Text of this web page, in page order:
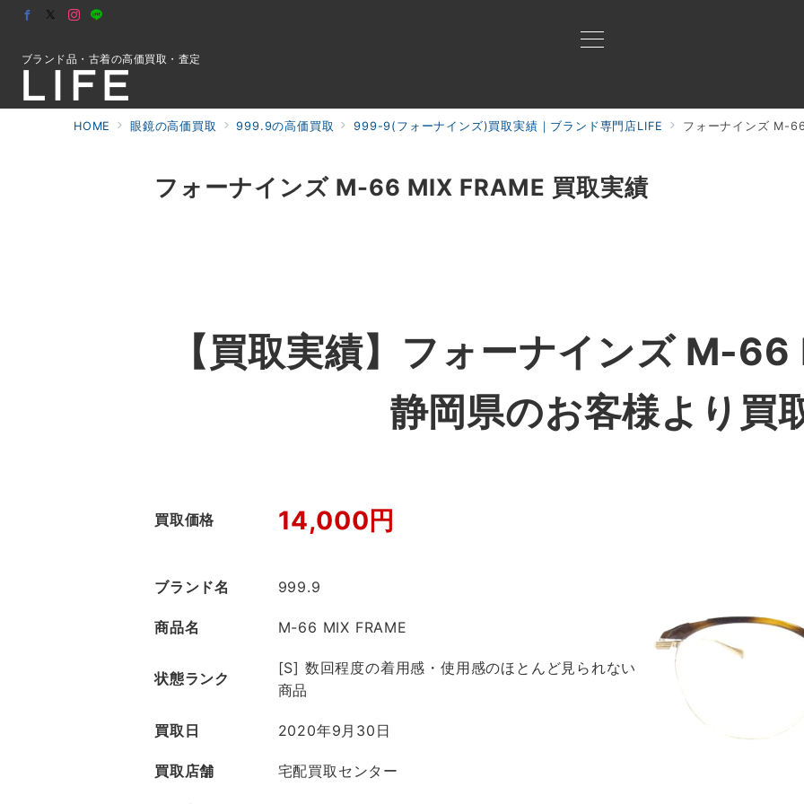
ブランド品・古着の高価買取・査定
HOME 眼鏡の高価買取 999.9の高価買取 999-9(フォーナインズ)買取実績｜ブランド専門店LIFE フォーナインズ M-
フォーナインズ M-66 MIX FRAME 買取実績
【買取実績】フォーナインズ M-
静岡県のお客様より買
買取価格 14,000円
ブランド名 999.9
商品名 M-66 MIX FRAME
状態ランク
[S] 数回程度の着用感・使用感のほとんど見られない
商品
買取日 2020年9月30日
買取店舗 宅配買取センター